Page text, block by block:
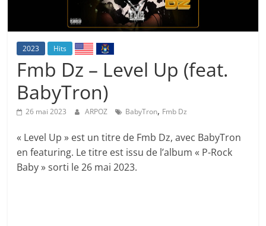
2023 Hits
Fmb Dz – Level Up (feat.
BabyTron)
26 mai 2023 ARPOZ BabyTron, Fmb Dz
« Level Up » est un titre de Fmb Dz, avec BabyTron
en featuring. Le titre est issu de l’album « P-Rock
Baby » sorti le 26 mai 2023.